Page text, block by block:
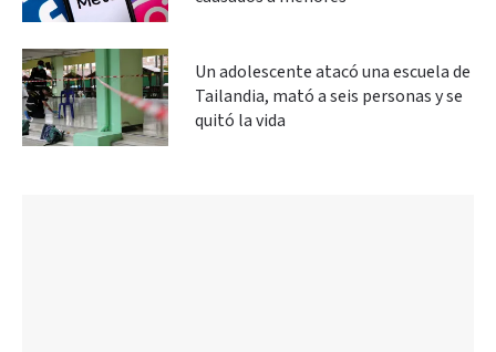
Un adolescente atacó una escuela de
Tailandia, mató a seis personas y se
quitó la vida